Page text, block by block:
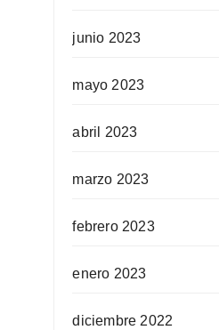
junio 2023
mayo 2023
abril 2023
marzo 2023
febrero 2023
enero 2023
diciembre 2022